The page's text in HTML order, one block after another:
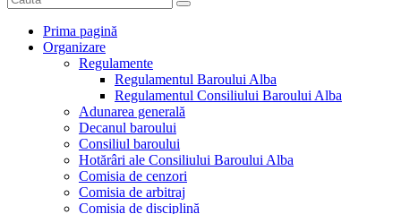
Prima pagină
Organizare
Regulamente
Regulamentul Baroului Alba
Regulamentul Consiliului Baroului Alba
Adunarea generală
Decanul baroului
Consiliul baroului
Hotărâri ale Consiliului Baroului Alba
Comisia de cenzori
Comisia de arbitraj
Comisia de disciplină